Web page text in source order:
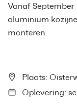
Vanaf
aluminium
monteren.
Plaats:
Oplevering: